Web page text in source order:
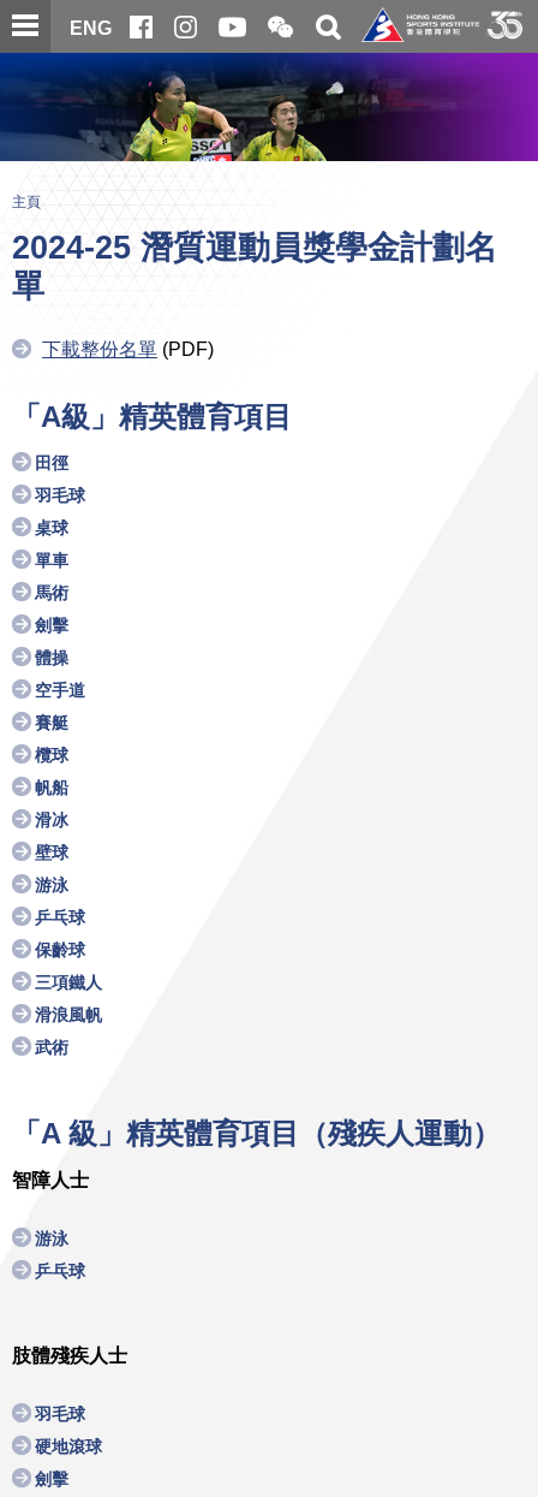
跳
至
內
ENG
開
合
微
信
二
維
碼
關
搜
尋
内
主頁
2024-25 潛質運動員獎學金計劃名
單
下載整份名單 (PDF)
「A級」精英體育項目
田徑
羽毛球
桌球
單車
馬術
劍擊
體操
空手道
賽艇
欖球
帆船
滑冰
壁球
游泳
乒乓球
保齡球
三項鐵人
滑浪風帆
武術
「A 級」精英體育項目（殘疾人運動）
智障人士
游泳
乒乓球
肢體殘疾人士
羽毛球
硬地滾球
劍擊